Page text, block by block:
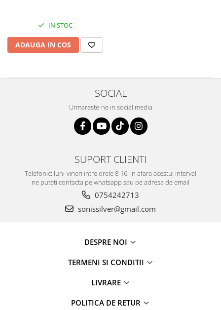
IN STOC
ADAUGA IN COS
SOCIAL
Urmareste-ne in social media
SUPORT CLIENTI
Telefonic: luni-vineri intre orele 8-16, in afara acestui interval
ne puteti contacta pe whatsapp sau pe adresa de email
0754242713
sonissilver@gmail.com
DESPRE NOI
TERMENI SI CONDITII
LIVRARE
POLITICA DE RETUR